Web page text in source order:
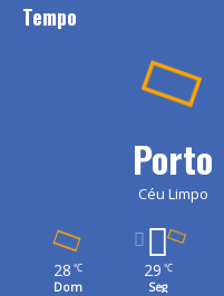
Tempo
Porto
Céu Limpo
28 ℃
Dom
29 ℃
Seg